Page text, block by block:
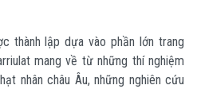
thành lập dựa vào phần lớn trang
mang về từ những thí nghiệm
nhân châu Âu, những nghiên cứu